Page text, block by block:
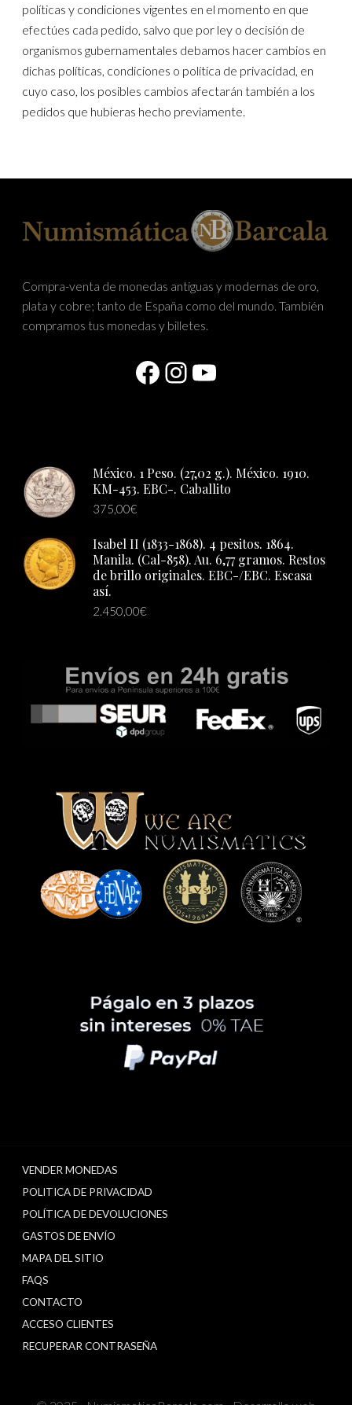
políticas y condiciones vigentes en el momento en que
efectúes cada pedido, salvo que por ley o decisión de
organismos gubernamentales debamos hacer cambios en
dichas políticas, condiciones o política de privacidad, en
cuyo caso, los posibles cambios afectarán también a los
pedidos que hubieras hecho previamente.
Compra-venta de monedas antiguas y modernas de oro,
plata y cobre; tanto de España como del mundo. También
compramos tus monedas y billetes.
Facebook
Instagram
YouTube
México. 1 Peso. (27,02 g.). México. 1910.
KM-453. EBC-. Caballito
375,00€
Isabel II (1833-1868). 4 pesitos. 1864.
Manila. (Cal-858). Au. 6,77 gramos. Restos
de brillo originales. EBC-/EBC. Escasa
así.
2.450,00€
VENDER MONEDAS
POLITICA DE PRIVACIDAD
POLÍTICA DE DEVOLUCIONES
GASTOS DE ENVÍO
MAPA DEL SITIO
FAQS
CONTACTO
ACCESO CLIENTES
RECUPERAR CONTRASEÑA